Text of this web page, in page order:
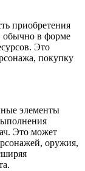
приобретения
обычно в форме
Это
покупку
элементы
Это может
оружия,